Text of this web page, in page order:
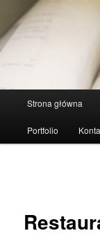
Przeskocz
do
Strona główna
Portfolio